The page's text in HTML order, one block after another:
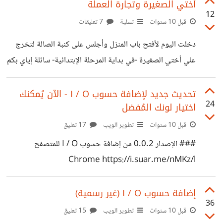
ارتفع* -أو أي عملة أجنبية أخرى- تلك المقولة تكون صحيحة
إقتصادياً عندما ترتفع قيمة الدولار وبالتالي ترتفع قيمته أمام
عملات العالم فإذا ارتفعت/اخفضت قيمة الدولار العالمية يصح
القول *ارتفع/انخفض سعر الدولار* ولكن في حال انخفاض/
ارتفاع سعر العملة المحلية لا يصح هذا ويجب استبداله عند
12
أختي الصغيرة وتجارة العملة
قبل 10 سنوات تسلية
دخلت اليوم لأفتح باب المنزل وأجلس على كنبة الصالة لتخرج
علي أختي الصغيرة -في بداية المرحلة الإبتدائية- سائلة إياي بكم
الدولار؟ أجبتها بـ 15.50 جنيهاً فردت لما أعطاني أخي 10
جنيهاً، غشني إذاَ؟! أجبتها لا هو أخذه منك بأكثر من سعر صرف
فأنت لم تسألي عن سعر السوق السوداء اليوم قبل أن تقومي
بتبديل العملة :) في المرة القادمة كوني حريصة وأسألي أكثر من
جهة حتى تتحققي جيدأ من سعر
24
تحديث جديد لإضافة حسوب I / O - الآن يُمكنك
اختيار لونك المُفضل
قبل 10 سنوات تطوير الويب
### الإصدار 0.0.2 من إضافة حسوب I / O للمتصفح
Chrome https://i.suar.me/nMKz/l
https://goo.gl/UvQv8i فيديو لاستخدام الإضافة
https://youtu.be/_zJmred8gwI - التحديث شمل النقاط
36
إضافة حسوب I / O (غير رسمية)
قبل 10 سنوات تطوير الويب